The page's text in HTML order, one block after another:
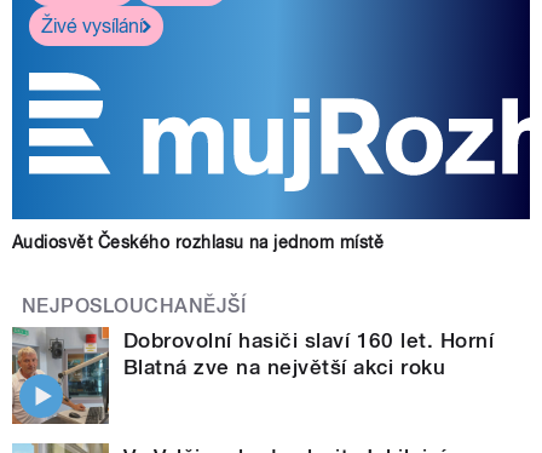
Živé vysílání
Audiosvět Českého rozhlasu na jednom místě
NEJPOSLOUCHANĚJŠÍ
Dobrovolní hasiči slaví 160 let. Horní
Blatná zve na největší akci roku